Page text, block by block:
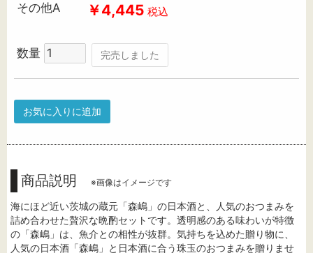
その他A ￥4,445 税込
数量 完売しました
お気に入りに追加
商品説明 ※画像はイメージです
海にほど近い茨城の蔵元「森嶋」の日本酒と、人気のおつまみを
詰め合わせた贅沢な晩酌セットです。透明感のある味わいが特徴
の「森嶋」は、魚介との相性が抜群。気持ちを込めた贈り物に、
人気の日本酒「森嶋」と日本酒に合う珠玉のおつまみを贈りませ